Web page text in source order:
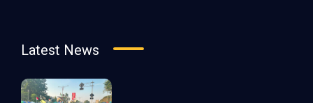
Latest News